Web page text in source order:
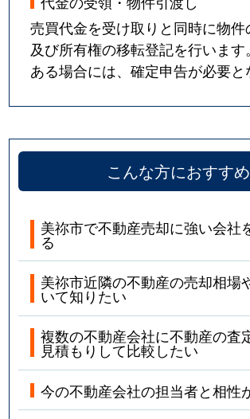
売買代金を受け取りと同時に物件
及び所有権の移転登記を行いま
ある場合には、確定申告が必要と
こんな方におすすめ
美祢市で不動産売却に強い会社
る
美祢市近隣の不動産の売却相場
いて知りたい
複数の不動産会社に不動産の査
見積もりして比較したい
今の不動産会社の担当者と相性